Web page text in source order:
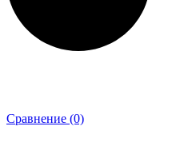
Сравнение (0)